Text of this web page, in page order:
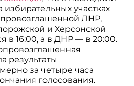
избирательных участках
ЛНР,
и Херсонской
в 16:00, а в ДНР — в 20:00.
результаты
за четыре часа
голосования.